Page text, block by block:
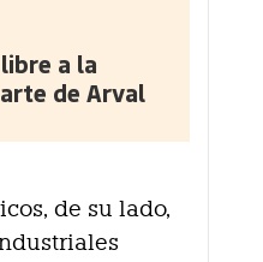
a la
de Arval
de su lado,